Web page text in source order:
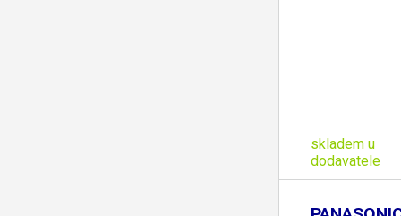
skladem u
dodavatele